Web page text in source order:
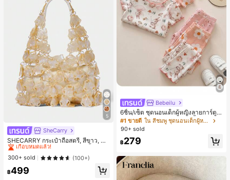
5
SheCarry
SHECARRY กระเป๋าถือสตรี, สีขาว, แฟ
ชั่น, สง่างาม, วันหยุด, งานปาร์ตี้
#1 ขายดี
เกือบหมดแล้ว!
#1 ขายดี
เกือบหมดแล้ว!
#1 ขายดี
เกือบหมดแล้ว!
#1 ขายดี
ใน บรรยากาศฤดูร้อน กระเป๋าหูหิ้วด้านบนผู้หญิง
เกือบหมดแล้ว!
300+ sold (100+)
฿499
Bebeilu
6ชิ้น/เซ็ต ชุดนอนเด็กผู้หญิงลายการ์ตูน
หมีและดอกไม้ คอกลม แขนสั้น กางเกง
ขาสั้น ขอบระบาย สวมใส่สบาย
#1 ขายดี
ใน สีชมพู ชุดนอนเด็กผู้หญิง
90+ sold
฿279